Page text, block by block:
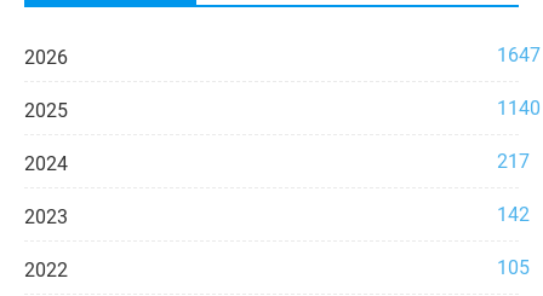
2026 1647
2025 1140
2024 217
2023 142
2022 105